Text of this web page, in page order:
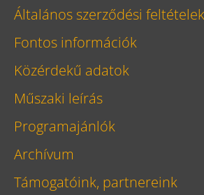
Általános szerződési feltételek
Fontos információk
Közérdekű adatok
Műszaki leírás
Programajánlók
Archívum
Támogatóink, partnereink